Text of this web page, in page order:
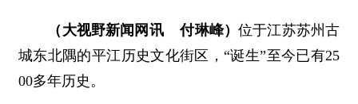
（大视野新闻网讯 付琳峰）位于江苏苏州古
城东北隅的平江历史文化街区，“诞生”至今已有25
00多年历史。